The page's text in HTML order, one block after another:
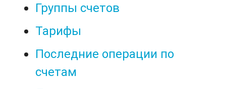
Группы счетов
Тарифы
Последние операции по
счетам